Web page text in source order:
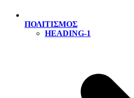
ΠΟΛΙΤΙΣΜΟΣ
HEADING-1